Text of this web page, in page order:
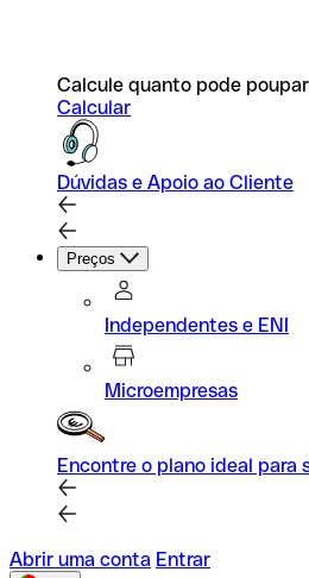
Calcule quanto pode
Calcular
Dúvidas e Apoio ao Cliente
Preços
Independentes e ENI
Microempresas
Encontre o plano ideal para
Abrir uma conta Entrar